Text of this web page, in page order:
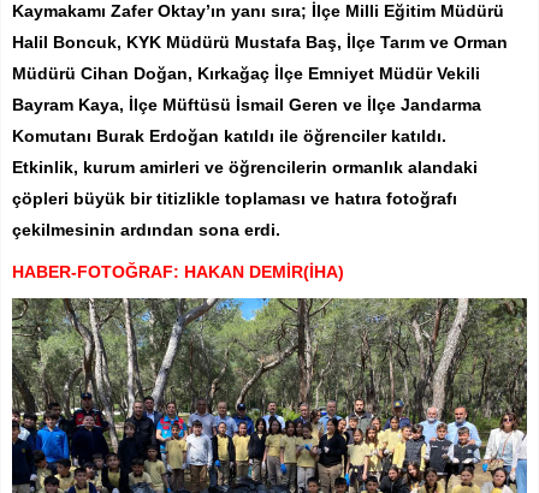
Kaymakamı Zafer Oktay’ın yanı sıra; İlçe Milli Eğitim Müdürü
Halil Boncuk, KYK Müdürü Mustafa Baş, İlçe Tarım ve Orman
Müdürü Cihan Doğan, Kırkağaç İlçe Emniyet Müdür Vekili
Bayram Kaya, İlçe Müftüsü İsmail Geren ve İlçe Jandarma
Komutanı Burak Erdoğan katıldı ile öğrenciler katıldı.
Etkinlik, kurum amirleri ve öğrencilerin ormanlık alandaki
çöpleri büyük bir titizlikle toplaması ve hatıra fotoğrafı
çekilmesinin ardından sona erdi.
HABER-FOTOĞRAF: HAKAN DEMİR(İHA)